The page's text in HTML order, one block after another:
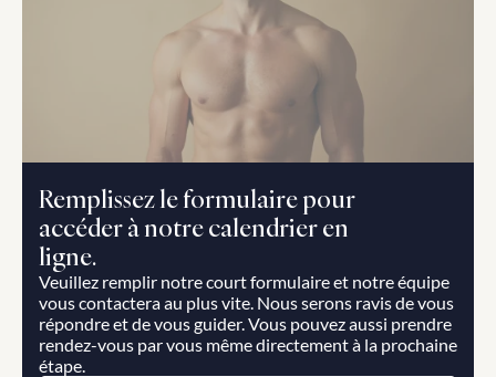
Remplissez le formulaire pour
accéder à notre calendrier en
ligne.
Veuillez remplir notre court formulaire et notre équipe
vous contactera au plus vite. Nous serons ravis de vous
répondre et de vous guider. Vous pouvez aussi prendre
rendez-vous par vous même directement à la prochaine
étape.